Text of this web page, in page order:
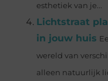
esthetiek van je...
Lichtstraat
in jouw huis
wereld van
alleen natuurlijk